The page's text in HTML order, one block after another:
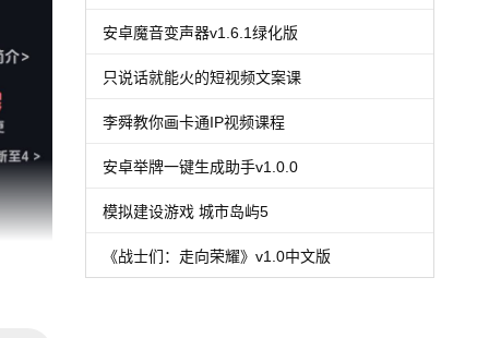
安卓魔音变声器v1.6.1绿化版
只说话就能火的短视频文案课
李舜教你画卡通IP视频课程
安卓举牌一键生成助手v1.0.0
模拟建设游戏 城市岛屿5
《战士们：走向荣耀》v1.0中文版